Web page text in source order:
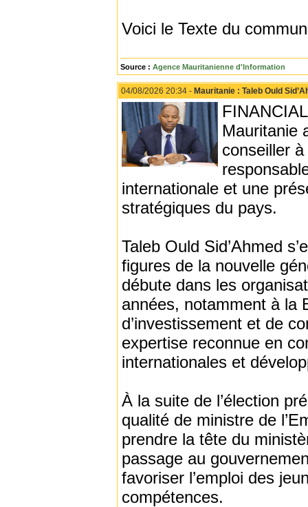
Voici le Texte du
Source : Agence Mauritanienne d'Information
04/08/2026 20:34 - Mauritanie : Taleb Ould
Mauritanie
conseiller
internationale et une
stratégiques du pays.
Taleb Ould Sid’Ahmed
figures de la nouvelle
débute dans les
années, notamment à la
d’investissement et de
expertise reconnue en
internationales et
À la suite de l’élection
qualité de ministre de
prendre la tête du
passage au
favoriser l’emploi des
compétences.